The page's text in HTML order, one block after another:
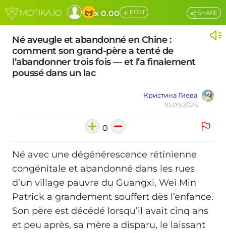
x 0.00 + POST
Né aveugle et abandonné en Chine :
comment son grand-père a tenté de
l’abandonner trois fois — et l’a finalement
poussé dans un lac
Кристина Гиева
10.09.2025
SHARE
0
Né avec une dégénérescence rétinienne
congénitale et abandonné dans les rues
d’un village pauvre du Guangxi, Wei Min
Patrick a grandement souffert dès l’enfance.
Son père est décédé lorsqu’il avait cinq ans
et peu après, sa mère a disparu, le laissant